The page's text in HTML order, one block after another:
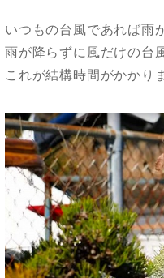
いつもの台風であれば雨
雨が降らずに風だけの台
これが結構時間がかかり